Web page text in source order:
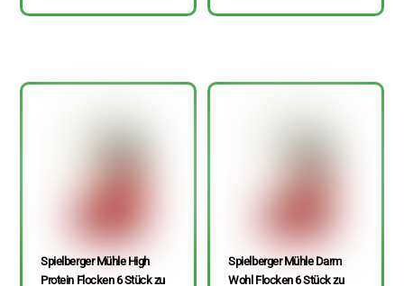
Spielberger Mühle High
Protein Flocken 6 Stück zu
Spielberger Mühle Darm
Wohl Flocken 6 Stück zu